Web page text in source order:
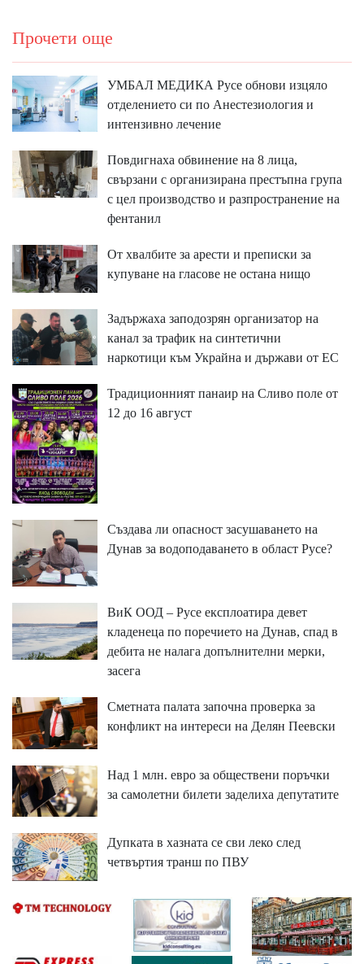
Прочети още
УМБАЛ МЕДИКА Русе обнови изцяло
отделението си по Анестезиология и
интензивно лечение
Повдигнаха обвинение на 8 лица,
свързани с организирана престъпна група
с цел производство и разпространение на
фентанил
От хвалбите за арести и преписки за
купуване на гласове не остана нищо
Задържаха заподозрян организатор на
канал за трафик на синтетични
наркотици към Украйна и държави от ЕС
Традиционният панаир на Сливо поле от
12 до 16 август
Създава ли опасност засушаването на
Дунав за водоподаването в област Русе?
ВиК ООД – Русе експлоатира девет
кладенеца по поречието на Дунав, спад в
дебита не налага допълнителни мерки,
засега
Сметната палата започна проверка за
конфликт на интереси на Делян Пеевски
Над 1 млн. евро за обществени поръчки
за самолетни билети заделиха депутатите
Дупката в хазната се сви леко след
четвъртия транш по ПВУ